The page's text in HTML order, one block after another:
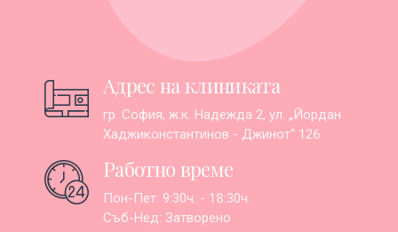
Адрес на клиниката
гр. София, ж.к. Надежда 2, ул. „Йордан
Хаджиконстантинов - Джинот“ 126
Работно време
Пон-Пет: 9:30ч. - 18:30ч.
Съб-Нед: Затворено